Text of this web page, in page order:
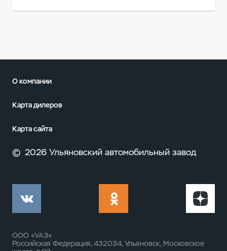
О компании
Карта дилеров
Карта сайта
© 2026 Ульяновский автомобильный завод
ООО «УАЗ»
Российская Федерация, 432034, Ульяновск, Московское